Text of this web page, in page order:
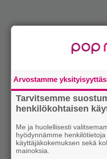
Arvostamme
Tarvitsemme
henkilökohtaisen
Me ja huolellisesti
hyödynnämme
käyttäjäkokemuksen sekä
mainoksia.